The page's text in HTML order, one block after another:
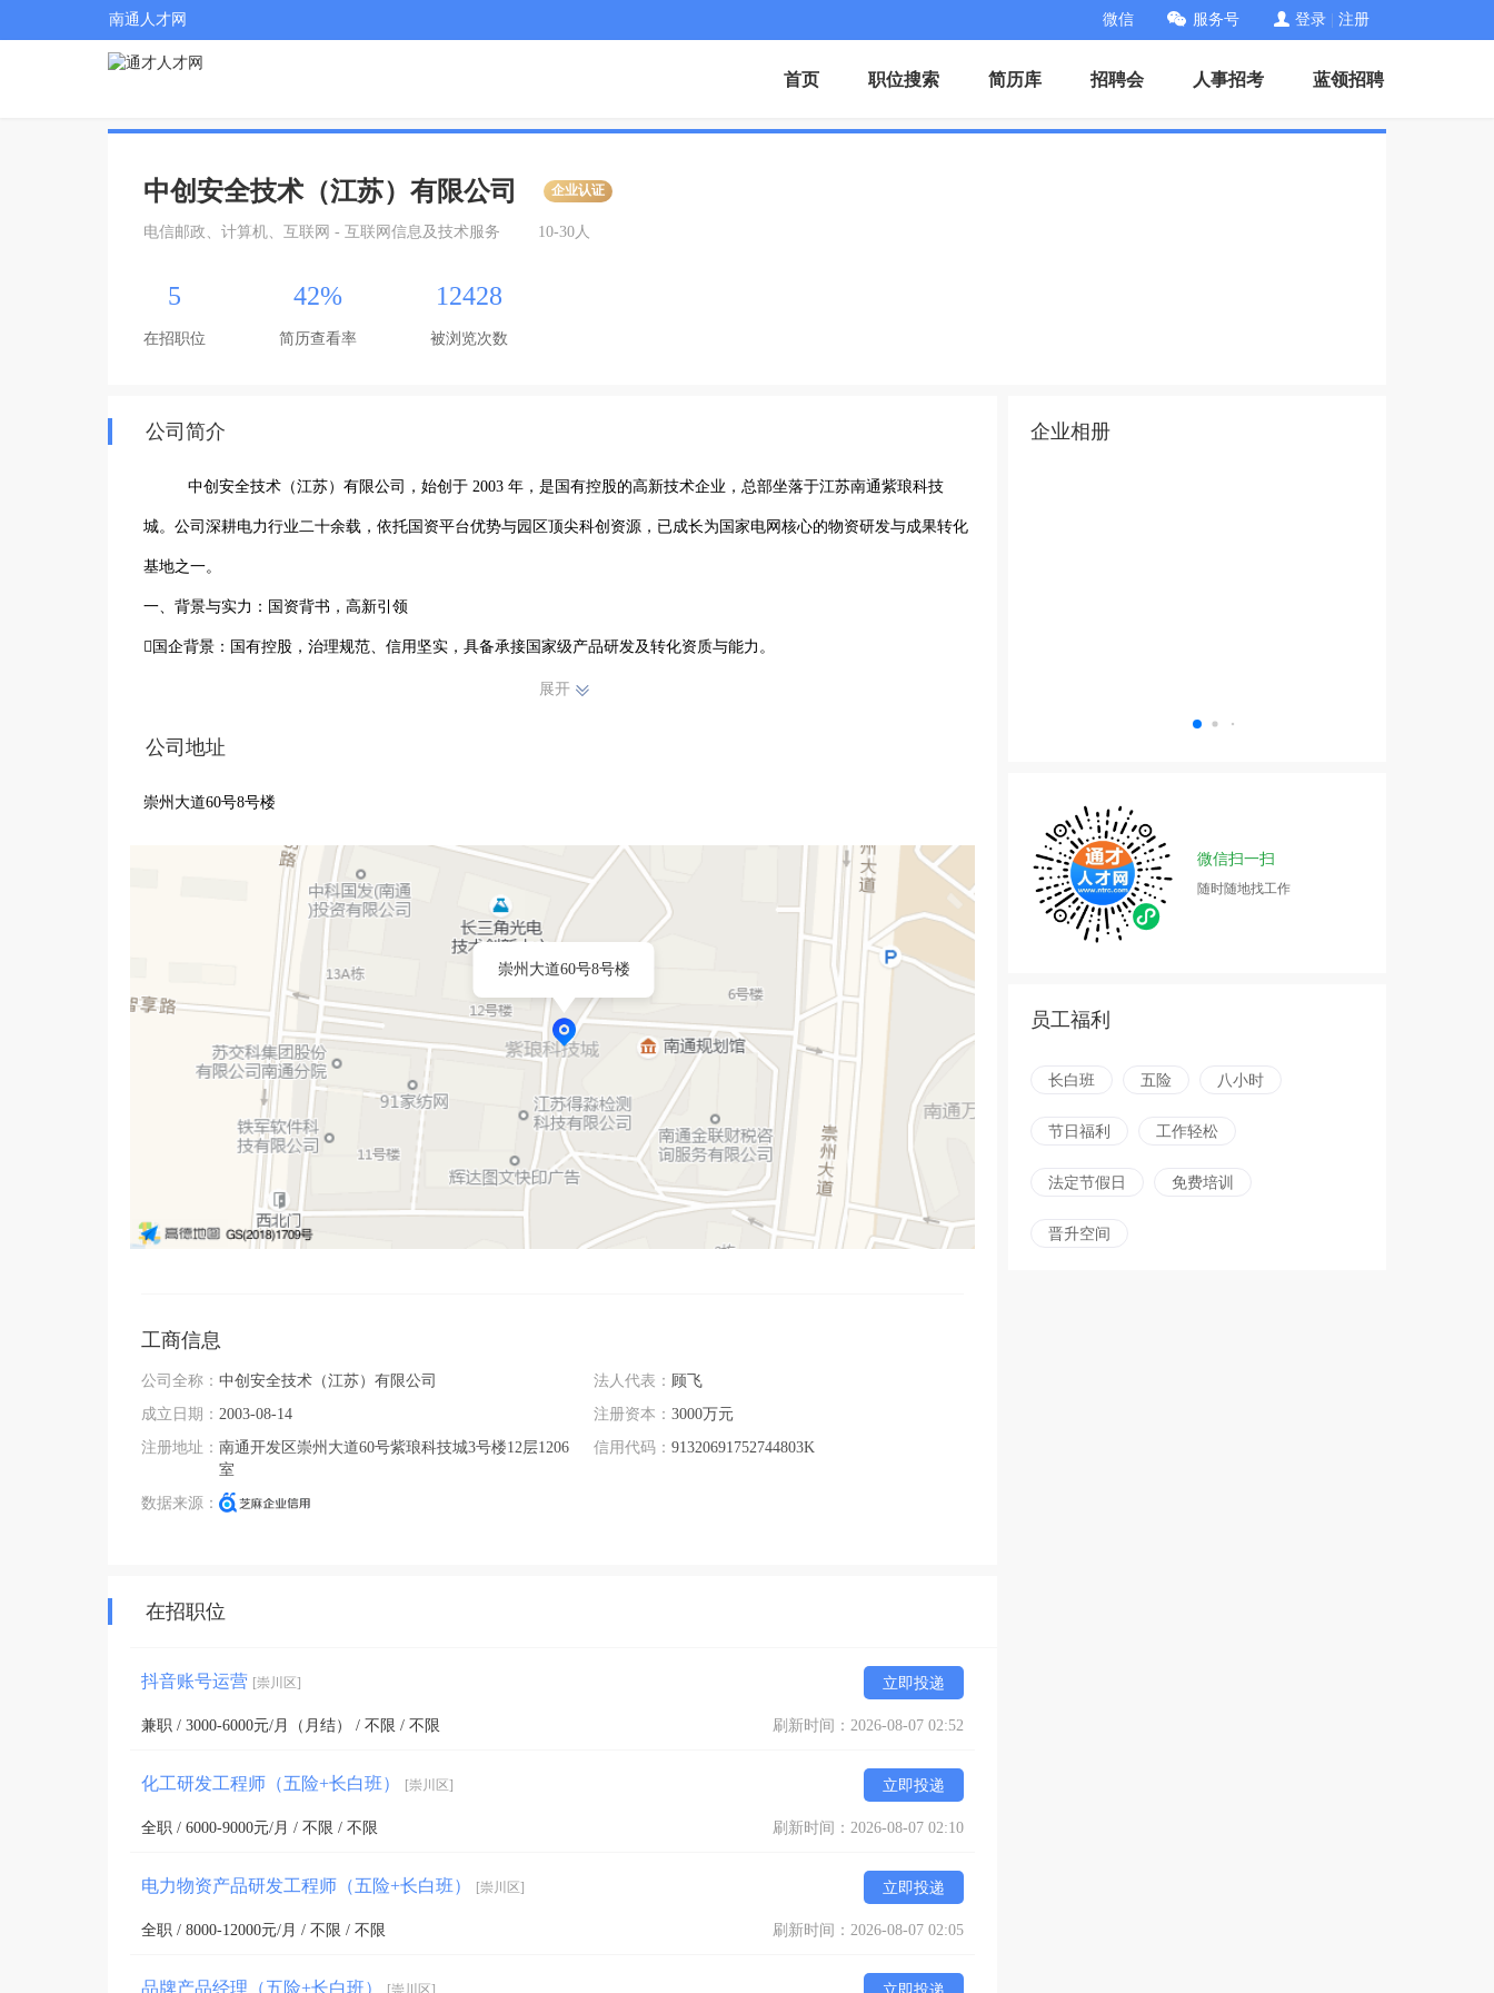
南通人才网 微信 服务号 登录 注册
首页 职位搜索 简历库 招聘会 人事招考 蓝领招聘
中创安全技术（江苏）有限公司 企业认证
电信邮政、计算机、互联网 - 互联网信息及技术服务 10-30人
5
在招职位
42%
简历查看率
12428
被浏览次数
公司简介
城。公司深耕电力行业二十余载，依托国资平台优势与园区顶尖科创资源，已成长为国家电网核心的物资研发与成果转化
基地之一。
一、背景与实力：国资背书，高新引领
国企背景：国有控股，治理规范、信用坚实，具备承接国家级产品研发及转化资质与能力。
高新认证：国家高新技术企业，聚焦电力安全与智能物资领域，拥有多项专利与软件著作权，技术研发实力雄厚。
公司长期聚焦国家电网物资产品研发、生产与产业化应用，紧扣能源电力基础设施建设需求，专注解决电网安全、高效、
智能运维中的关键技术痛点。
电网安全监测与防护设备研发
电力智能化终端与系统集成
电网物资质量控制与技术服务
电力新技术成果转化与推广
三、核心优势：技术过硬，服务可靠
1.技术沉淀：二十年电力行业深耕，持续投入研发，产品与技术深度适配国家电网标准与现场需求。
2.全链服务：提供 “研发 — 制造 — 测试 — 交付 — 运维” 全流程服务，保障物资从源头到现场的安全、可靠、可控。
3.品质保障：严格遵循 ISO 体系与电网采购规范，建立全生命周期质量管控体系，产品广泛应用于多个省级电网项目。
4.响应迅速：本地化服务团队，快速响应需求，提供定制化解决方案与高效售后支撑。
公司始终以 “科技赋能电力，安全守护能源” 为使命，坚持技术创新与品质至上，致力于成为国家电网最值得信赖的物资
展开
公司地址
崇州大道60号8号楼
崇州大道60号8号楼
工商信息
公司全称： 中创安全技术（江苏）有限公司
成立日期： 2003-08-14
注册地址： 南通开发区崇州大道60号紫琅科技城3号楼12层1206
室
数据来源：
法人代表： 顾飞
注册资本： 3000万元
信用代码： 91320691752744803K
在招职位
抖音账号运营 [崇川区] 立即投递
兼职 / 3000-6000元/月（月结） / 不限 / 不限 刷新时间：2026-08-07 02:52
化工研发工程师（五险+长白班） [崇川区] 立即投递
全职 / 6000-9000元/月 / 不限 / 不限 刷新时间：2026-08-07 02:10
电力物资产品研发工程师（五险+长白班） [崇川区] 立即投递
全职 / 8000-12000元/月 / 不限 / 不限 刷新时间：2026-08-07 02:05
品牌产品经理（五险+长白班） [崇川区]
企业相册
微信扫一扫
随时随地找工作
员工福利
长白班 五险 八小时
节日福利 工作轻松
法定节假日 免费培训
晋升空间